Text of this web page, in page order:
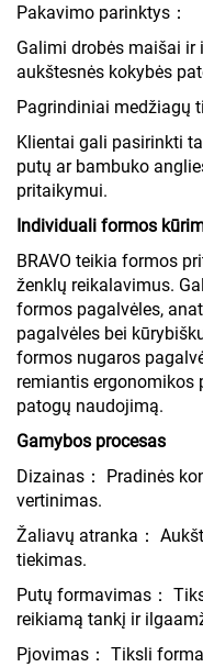
Pakavimo parinktys：
Galimi drobės maišai ir
aukštesnės kokybės
Pagrindiniai medžiagų
Klientai gali pasirinkti
putų ar bambuko
pritaikymui.
Individuali formos
BRAVO teikia formos
ženklų reikalavimus.
formos pagalvėles,
pagalvėles bei
formos nugaros
remiantis ergonomikos
patogų naudojimą.
Gamybos procesas
Dizainas： Pradinės
vertinimas.
Žaliavų atranka：
tiekimas.
Putų formavimas：
reikiamą tankį ir
Pjovimas： Tiksli